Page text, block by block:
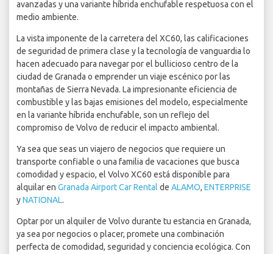
avanzadas y una variante híbrida enchufable respetuosa con el
medio ambiente.
La vista imponente de la carretera del XC60, las calificaciones
de seguridad de primera clase y la tecnología de vanguardia lo
hacen adecuado para navegar por el bullicioso centro de la
ciudad de Granada o emprender un viaje escénico por las
montañas de Sierra Nevada. La impresionante eficiencia de
combustible y las bajas emisiones del modelo, especialmente
en la variante híbrida enchufable, son un reflejo del
compromiso de Volvo de reducir el impacto ambiental.
Ya sea que seas un viajero de negocios que requiere un
transporte confiable o una familia de vacaciones que busca
comodidad y espacio, el Volvo XC60 está disponible para
alquilar en Granada Airport Car Rental de ALAMO, ENTERPRISE
yNATIONAL.
Optar por un alquiler de Volvo durante tu estancia en Granada,
ya sea por negocios o placer, promete una combinación
perfecta de comodidad, seguridad y conciencia ecológica. Con